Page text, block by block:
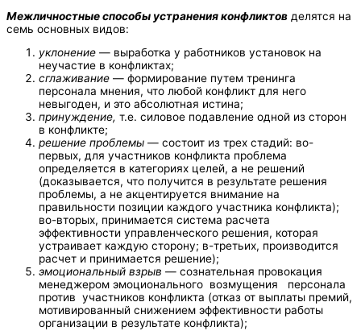
Межличностные способы устранения конфликтов делятся на
семь основных видов:
уклонение — выработка у работников установок на
неучастие в конфликтах;
сглаживание — формирование путем тренинга
персонала мнения, что любой конфликт для него
невыгоден, и это абсолютная истина;
принуждение, т.е. силовое подавление одной из сторон
в конфликте;
решение проблемы — состоит из трех стадий: во-
первых, для участников конфликта проблема
определяется в категориях целей, а не решений
(доказывается, что получится в результате решения
проблемы, а не акцентируется внимание на
правильности позиции каждого участника конфликта);
во-вторых, принимается система расчета
эффективности управленческого решения, которая
устраивает каждую сторону; в-третьих, производится
расчет и принимается решение);
эмоциональный взрыв — сознательная провокация
менеджером эмоционального возмущения персонала
против участников конфликта (отказ от выплаты премий,
мотивированный снижением эффективности работы
организации в результате конфликта);